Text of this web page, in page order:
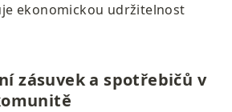
ekonomickou udržitelnost
zásuvek a spotřebičů v